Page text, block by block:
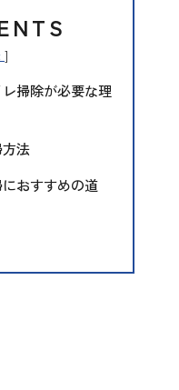
]
掃除が必要な理
法
おすすめの道